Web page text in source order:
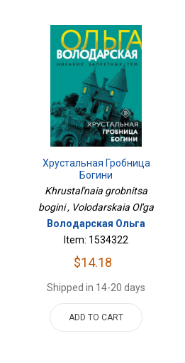
Хрустальная Гробница
Богини
Khrustal'naia grobnitsa
bogini , Volodarskaia Ol'ga
Володарская Ольга
Item: 1534322
$14.18
Shipped in 14-20 days
ADD TO CART